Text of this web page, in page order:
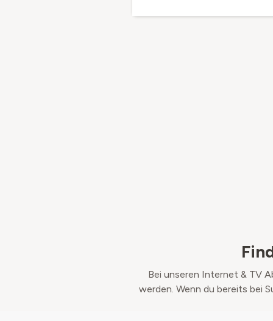
Bei unseren Internet & TV
werden. Wenn du bereits bei